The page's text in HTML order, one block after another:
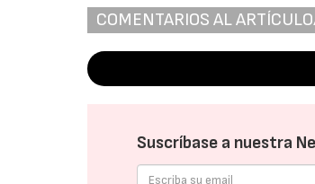
COMENTARIOS AL
Suscríbase a nuestra